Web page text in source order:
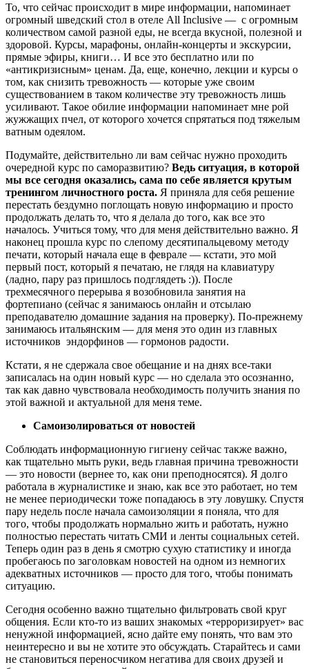
То, что сейчас происходит в мире информации, напоминает
огромный шведский стол в отеле All Inclusive — с огромным
количеством самой разной еды, не всегда вкусной, полезной и
здоровой. Курсы, марафоны, онлайн-концерты и экскурсии,
прямые эфиры, книги… И все это бесплатно или по
«антикризисным» ценам. Да, еще, конечно, лекции и курсы о
том, как снизить тревожность — которые уже своим
существованием в таком количестве эту тревожность лишь
усиливают. Такое обилие информации напоминает мне рой
жужжащих пчел, от которого хочется спрятаться под тяжелым
ватным одеялом.
Подумайте, действительно ли вам сейчас нужно проходить
очередной курс по саморазвитию? Ведь ситуация, в которой
мы все сегодня оказались, сама по себе является крутым
тренингом личностного роста. Я приняла для себя решение
перестать бездумно поглощать новую информацию и просто
продолжать делать то, что я делала до того, как все это
началось. Учиться тому, что для меня действительно важно. Я
наконец прошла курс по слепому десятипальцевому методу
печати, который начала еще в феврале — кстати, это мой
первый пост, который я печатаю, не глядя на клавиатуру
(ладно, пару раз пришлось подглядеть :)). После
трехмесячного перерыва я возобновила занятия на
фортепиано (сейчас я занимаюсь онлайн и отсылаю
преподавателю домашние задания на проверку). По-прежнему
занимаюсь итальянским — для меня это один из главных
источников эндорфинов — гормонов радости.
Кстати, я не сдержала свое обещание и на днях все-таки
записалась на один новый курс — но сделала это осознанно,
так как давно чувствовала необходимость получить знания по
этой важной и актуальной для меня теме.
Самоизолироваться от новостей
Соблюдать информационную гигиену сейчас также важно,
как тщательно мыть руки, ведь главная причина тревожности
— это новости (вернее то, как они преподносятся). Я долго
работала в журналистике и знаю, как все это работает, но тем
не менее периодически тоже попадаюсь в эту ловушку. Спустя
пару недель после начала самоизоляции я поняла, что для
того, чтобы продолжать нормально жить и работать, нужно
полностью перестать читать СМИ и ленты социальных сетей.
Теперь один раз в день я смотрю сухую статистику и иногда
пробегаюсь по заголовкам новостей на одном из немногих
адекватных источников — просто для того, чтобы понимать
ситуацию.
Сегодня особенно важно тщательно фильтровать свой круг
общения. Если кто-то из ваших знакомых «терроризирует» вас
ненужной информацией, ясно дайте ему понять, что вам это
неинтересно и вы не хотите это обсуждать. Старайтесь и сами
не становиться переносчиком негатива для своих друзей и